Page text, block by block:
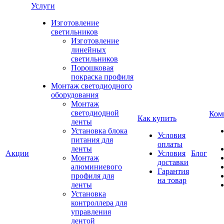
Акции
Услуги
Изготовление
светильников
Изготовление
линейных
светильников
Порошковая
покраска профиля
Монтаж светодиодного
оборудования
Монтаж
светодиодной
ленты
Установка блока
питания для
ленты
Монтаж
алюминиевого
профиля для
ленты
Установка
контроллера для
управления
лентой
Как купить
Условия
оплаты
Условия
доставки
Гарантия
на товар
Блог